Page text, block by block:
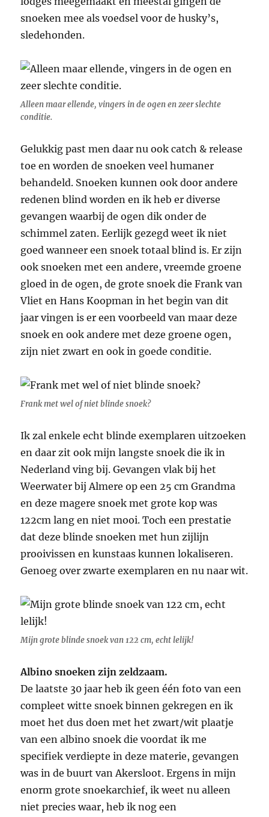
snoeken mee als voedsel voor de husky’s,
sledehonden.
Alleen maar ellende, vingers in de ogen en zeer slechte
conditie.
Gelukkig past men daar nu ook catch & release
toe en worden de snoeken veel humaner
behandeld. Snoeken kunnen ook door andere
redenen blind worden en ik heb er diverse
gevangen waarbij de ogen dik onder de
schimmel zaten. Eerlijk gezegd weet ik niet
goed wanneer een snoek totaal blind is. Er zijn
ook snoeken met een andere, vreemde groene
gloed in de ogen, de grote snoek die Frank van
Vliet en Hans Koopman in het begin van dit
jaar vingen is er een voorbeeld van maar deze
snoek en ook andere met deze groene ogen,
zijn niet zwart en ook in goede conditie.
Frank met wel of niet blinde snoek?
Ik zal enkele echt blinde exemplaren uitzoeken
en daar zit ook mijn langste snoek die ik in
Nederland ving bij. Gevangen vlak bij het
Weerwater bij Almere op een 25 cm Grandma
en deze magere snoek met grote kop was
122cm lang en niet mooi. Toch een prestatie
dat deze blinde snoeken met hun zijlijn
prooivissen en kunstaas kunnen lokaliseren.
Genoeg over zwarte exemplaren en nu naar wit.
Mijn grote blinde snoek van 122 cm, echt lelijk!
Albino snoeken zijn zeldzaam.
De laatste 30 jaar heb ik geen één foto van een
compleet witte snoek binnen gekregen en ik
moet het dus doen met het zwart/wit plaatje
van een albino snoek die voordat ik me
specifiek verdiepte in deze materie, gevangen
was in de buurt van Akersloot. Ergens in mijn
enorm grote snoekarchief, ik weet nu alleen
niet precies waar, heb ik nog een